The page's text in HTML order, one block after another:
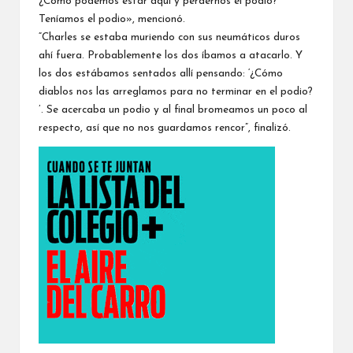
Teníamos el podio», mencionó.
“Charles se estaba muriendo con sus neumáticos duros
ahí fuera. Probablemente los dos íbamos a atacarlo. Y
los dos estábamos sentados allí pensando: ‘¿Cómo
diablos nos las arreglamos para no terminar en el podio?
’. Se acercaba un podio y al final bromeamos un poco al
respecto, así que no nos guardamos rencor”, finalizó.